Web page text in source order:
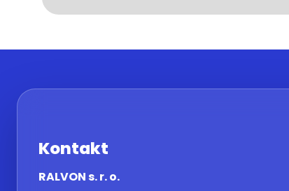
Kontakt
RALVON s. r. o.